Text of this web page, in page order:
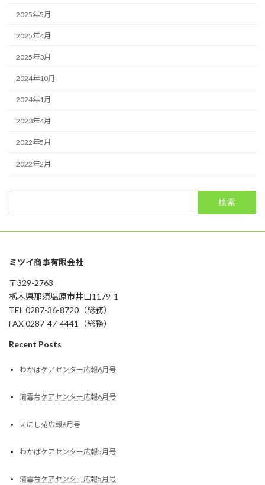
2025年5月
2025年4月
2025年3月
2024年10月
2024年1月
2023年4月
2022年5月
2022年2月
ミツイ商事有限会社
〒329-2763
栃木県那須塩原市井口1179-1
TEL 0287-36-8720（総務）
FAX 0287-47-4441（総務）
Recent Posts
わかばケアセンター広報6月号
清雲台ケアセンター広報6月号
えにし苑広報6月号
わかばケアセンター広報5月号
清雲台ケアセンター広報5月号